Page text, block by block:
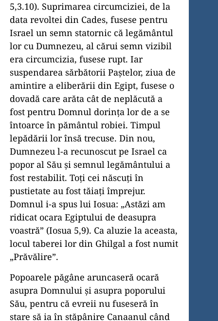
5,3.10). Suprimarea circumciziei, de la
data revoltei din Cades, fusese pentru
Israel un semn statornic că legământul
lor cu Dumnezeu, al cărui semn vizibil
era circumcizia, fusese rupt. Iar
suspendarea sărbătorii Paștelor, ziua de
amintire a eliberării din Egipt, fusese o
dovadă care arăta cât de neplăcută a
fost pentru Domnul dorința lor de a se
întoarce în pământul robiei. Timpul
lepădării lor însă trecuse. Din nou,
Dumnezeu l-a recunoscut pe Israel ca
popor al Său și semnul legământului a
fost restabilit. Toți cei născuți în
pustietate au fost tăiați împrejur.
Domnul i-a spus lui Iosua: „Astăzi am
ridicat ocara Egiptului de deasupra
voastră” (Iosua 5,9). Ca aluzie la aceasta,
locul taberei lor din Ghilgal a fost numit
„Prăvălire”.
Popoarele păgâne aruncaseră ocară
asupra Domnului și asupra poporului
Său, pentru că evreii nu fuseseră în
stare să ia în stăpânire Canaanul când